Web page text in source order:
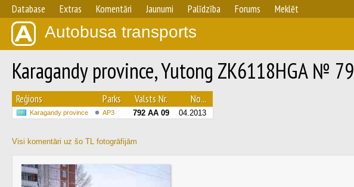
Database Extras Komentāri Jaunumi Palīdzība Forums Meklēt
Autobusa transports
Karagandy province, Yutong ZK6118HGA №
Reģions Parks Valsts Nr. No...
Karagandy province AP3 792 AA 09 04.2013
Visi komentāri uz šo TL fotogrāfijām